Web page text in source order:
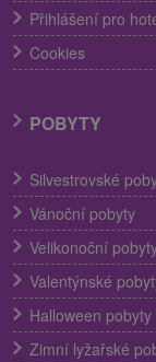
Přihlášení pro
Cookies
POBYTY
Silvestrovské
Vánoční pobyty
Velikonoční
Valentýnské
Halloween pobyty
Zimní lyžařské